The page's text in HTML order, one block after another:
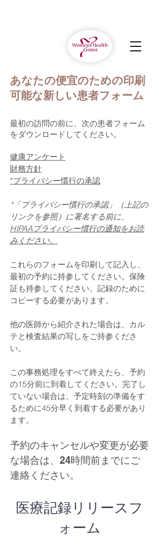
あなたの便宜のための印刷
可能な新しい患者フォーム
最初の訪問の前に、次の患者フォーム
をダウンロードしてください。
健康アンケート
財務方針
*プライバシー慣行の承認
*「プライバシー慣行の承認」（上記の
リンクを参照）に署名する前に、
HIPAAプライバシー慣行の通知をお読
みください。
これらのフォームを印刷して記入し、
最初の予約に持参してください。保険
証も持参してください。記録のために
コピーする必要があります。
他の医師から紹介された場合は、カル
テと検査結果の写しをご持参くださ
い。
この事務処理をすべて終えたら、予約
の15分前に到着してください。完了し
ていない場合は、予定時刻の準備をす
るために45分早く到着する必要があり
ます。
予約のキャンセルや変更が必要
な場合は、24時間前までにご
連絡ください。
医療記録リリースフ
ォーム